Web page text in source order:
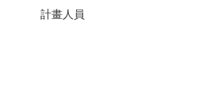
計畫人員